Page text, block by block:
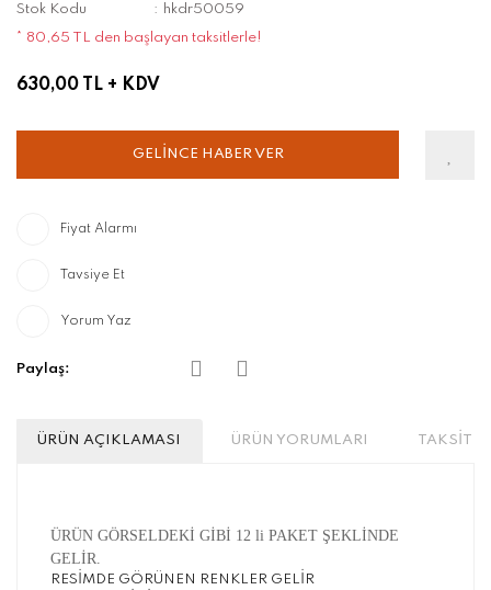
Stok Kodu
hkdr50059
* 80,65 TL den başlayan taksitlerle!
630,00 TL + KDV
GELİNCE HABER VER
Fiyat Alarmı
Tavsiye Et
Yorum Yaz
Paylaş:
ÜRÜN AÇIKLAMASI ÜRÜN YORUMLARI TAKSİT
ÜRÜN GÖRSELDEKİ GİBİ 12 li PAKET ŞEKLİNDE
GELİR.
RESİMDE GÖRÜNEN RENKLER GELİR